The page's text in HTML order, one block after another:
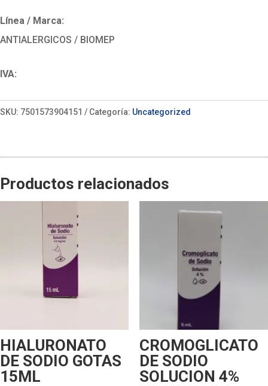
Línea / Marca:
ANTIALERGICOS / BIOMEP
IVA:
SKU: 7501573904151 Categoría: Uncategorized
Productos relacionados
HIALURONATO
DE SODIO GOTAS
15ML
CROMOGLICATO
DE SODIO
SOLUCION 4%